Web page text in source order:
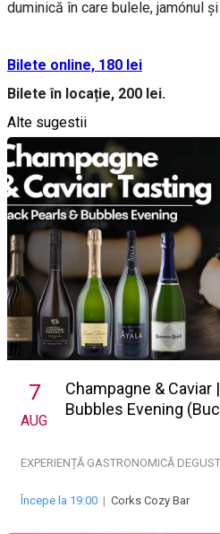
duminică în care bulele, jamónul
Bilete online, 180 lei
Bilete în locație, 200 lei.
Alte sugestii
7
AUG
Champagne & Caviar
Bubbles Evening
EXPERIENȚĂ GASTRONOMICĂ
Începe la 19:00 | Corks Cozy Bar